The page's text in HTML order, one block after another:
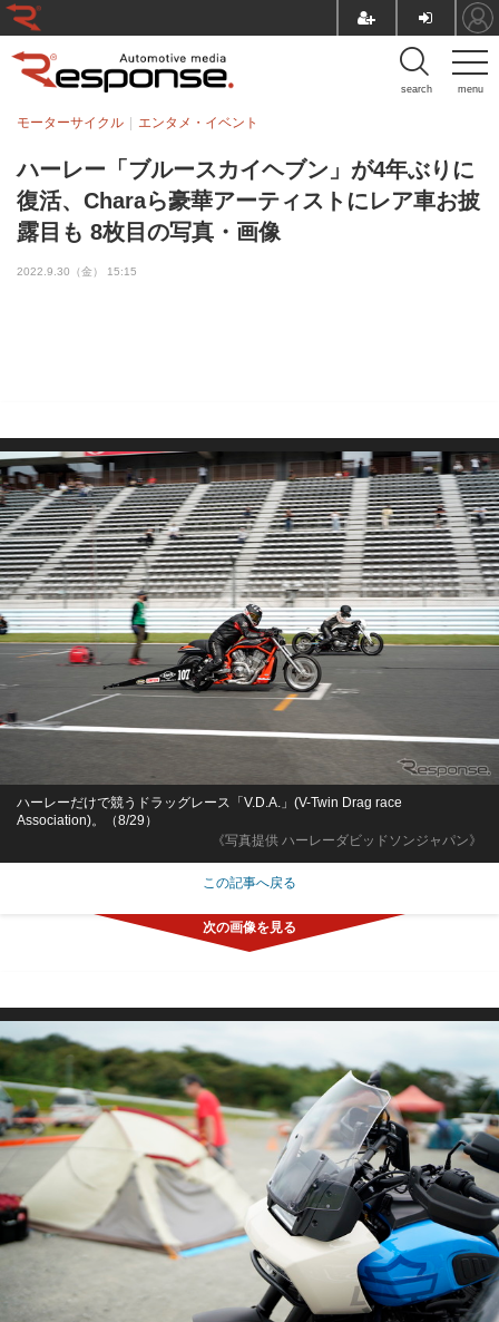
menu
search
ハーレー「ブルースカイヘブン」が4年ぶりに
復活、Charaら豪華アーティストにレア車お披
露目も 8枚目の写真・画像
モーターサイクル エンタメ・イベント
2022.9.30（金） 15:15
《写真提供 ハーレーダビッドソンジャパン》
ハーレーだけで競うドラッグレース「V.D.A.」(V-Twin Drag race
Association)。（8/29）
この記事へ戻る